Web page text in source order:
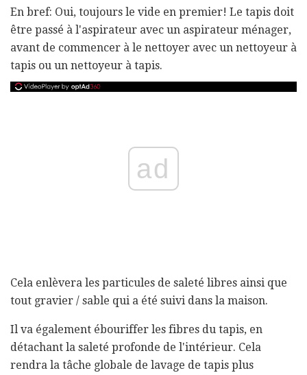
En bref: Oui, toujours le vide en premier! Le tapis doit
être passé à l'aspirateur avec un aspirateur ménager,
avant de commencer à le nettoyer avec un nettoyeur à
tapis ou un nettoyeur à tapis.
ad
Cela enlèvera les particules de saleté libres ainsi que
tout gravier / sable qui a été suivi dans la maison.
Il va également ébouriffer les fibres du tapis, en
détachant la saleté profonde de l'intérieur. Cela
rendra la tâche globale de lavage de tapis plus